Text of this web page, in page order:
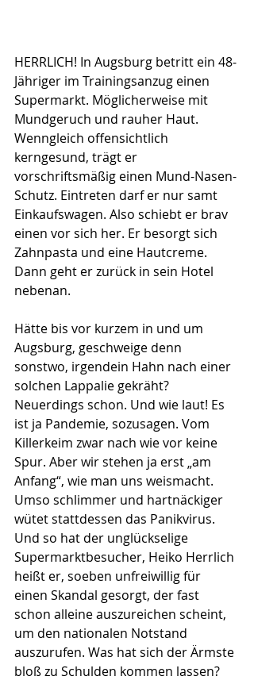
HERRLICH! In Augsburg betritt ein 48-
Jähriger im Trainingsanzug einen
Supermarkt. Möglicherweise mit
Mundgeruch und rauher Haut.
Wenngleich offensichtlich
kerngesund, trägt er
vorschriftsmäßig einen Mund-Nasen-
Schutz. Eintreten darf er nur samt
Einkaufswagen. Also schiebt er brav
einen vor sich her. Er besorgt sich
Zahnpasta und eine Hautcreme.
Dann geht er zurück in sein Hotel
nebenan.
Hätte bis vor kurzem in und um
Augsburg, geschweige denn
sonstwo, irgendein Hahn nach einer
solchen Lappalie gekräht?
Neuerdings schon. Und wie laut! Es
ist ja Pandemie, sozusagen. Vom
Killerkeim zwar nach wie vor keine
Spur. Aber wir stehen ja erst „am
Anfang“, wie man uns weismacht.
Umso schlimmer und hartnäckiger
wütet stattdessen das Panikvirus.
Und so hat der unglückselige
Supermarktbesucher, Heiko Herrlich
heißt er, soeben unfreiwillig für
einen Skandal gesorgt, der fast
schon alleine auszureichen scheint,
um den nationalen Notstand
auszurufen. Was hat sich der Ärmste
bloß zu Schulden kommen lassen?